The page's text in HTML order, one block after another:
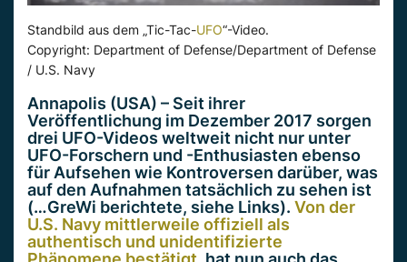
Standbild aus dem „Tic-Tac-UFO“-Video.
Copyright: Department of Defense/Department of Defense
/ U.S. Navy
Annapolis (USA) – Seit ihrer
Veröffentlichung im Dezember 2017 sorgen
drei UFO-Videos weltweit nicht nur unter
UFO-Forschern und -Enthusiasten ebenso
für Aufsehen wie Kontroversen darüber, was
auf den Aufnahmen tatsächlich zu sehen ist
(…GreWi berichtete, siehe Links). Von der
U.S. Navy mittlerweile offiziell als
authentisch und unidentifizierte